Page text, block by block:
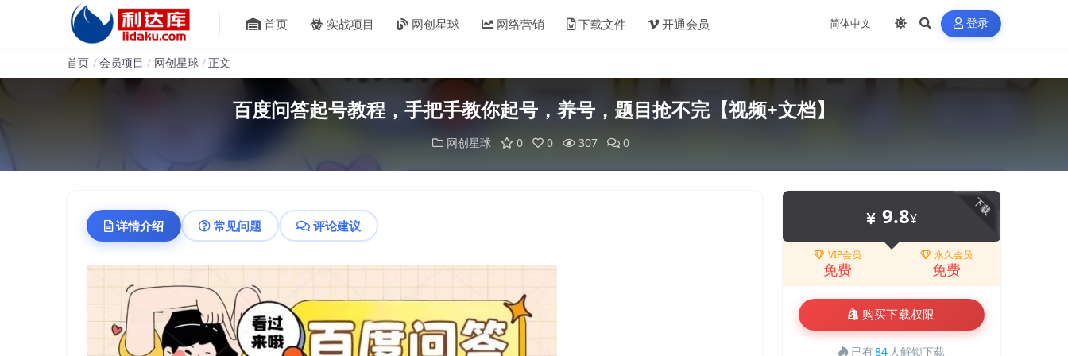
首页 实战项目 网创星球 网络营销 下载文件 开通会员 登录
首页 会员项目 网创星球 正文
百度问答起号教程，手把手教你起号，养号，题目抢不完【视频+文档】
网创星球 0 0 307 0
详情介绍 常见问题 评论建议
下载
9.8¥
VIP会员
免费
永久会员
免费
购买下载权限
已有84 人解锁下载